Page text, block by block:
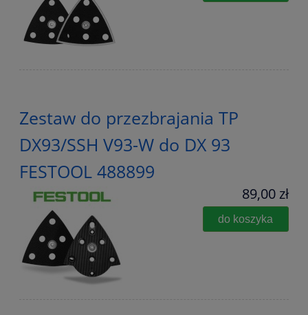
Zestaw do przezbrajania TP
DX93/SSH V93-W do DX 93
FESTOOL 488899
89,00 zł
do koszyka